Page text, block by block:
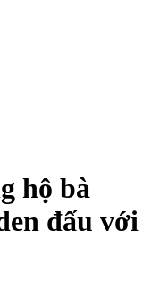
hộ bà
đấu với